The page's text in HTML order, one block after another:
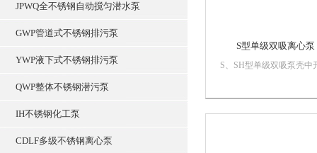
JPWQ全不锈钢自动搅匀潜水泵
GWP管道式不锈钢排污泵
YWP液下式不锈钢排污泵
QWP整体不锈钢潜污泵
IH不锈钢化工泵
CDLF多级不锈钢离心泵
S型单级双吸离心泵
S、SH型单级双吸泵壳中